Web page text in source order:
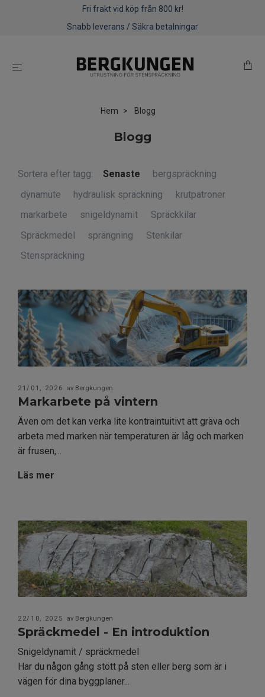
Fri frakt vid köp från 800 kr!
Snabb leverans / Säkra betalningar
Hem Blogg
Blogg
Sortera efter tagg: Senaste
bergspräckning
dynamute
hydraulisk spräckning
krutpatroner
markarbete
snigeldynamit
Spräckkilar
Spräckmedel
sprängning
Stenkilar
Stenspräckning
21/01, 2026 av Bergkungen
Markarbete på vintern
Även om det kan verka lite kontraintuitivt att gräva och
arbeta med marken när temperaturen är låg och marken
är frusen,...
Läs mer
22/10, 2025 av Bergkungen
Spräckmedel - En introduktion
Snigeldynamit / spräckmedel
Har du någon gång stött på sten eller berg som är i
vägen för dina byggplaner...